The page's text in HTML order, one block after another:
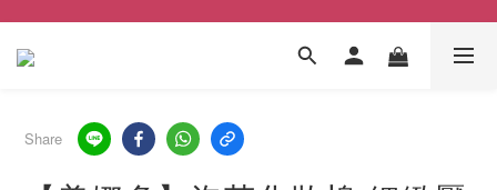
Share